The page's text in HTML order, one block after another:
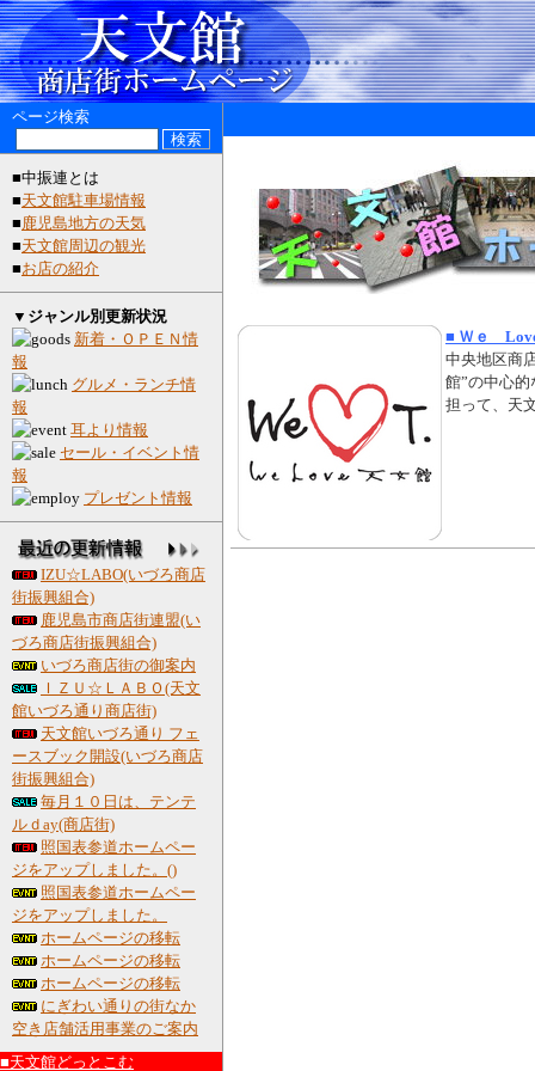
ページ検索
■中振連とは
■天文館駐車場情報
■鹿児島地方の天気
■天文館周辺の観光
■お店の紹介
▼ジャンル別更新状況
新着・ＯＰＥＮ情
報
グルメ・ランチ情
報
耳より情報
セール・イベント情
報
プレゼント情報
IZU☆LABO(いづろ商店
街振興組合)
鹿児島市商店街連盟(い
づろ商店街振興組合)
いづろ商店街の御案内
ＩＺＵ☆ＬＡＢＯ(天文
館いづろ通り商店街)
天文館いづろ通り フェ
ースブック開設(いづろ商店
街振興組合)
毎月１０日は、テンテ
ルｄay(商店街)
照国表参道ホームペー
ジをアップしました。()
照国表参道ホームペー
ジをアップしました。
ホームページの移転
ホームページの移転
ホームページの移転
にぎわい通りの街なか
空き店舗活用事業のご案内
■天文館どっとこむ
■ Ｗｅ
中央地区商
館”の中心的
担って、天